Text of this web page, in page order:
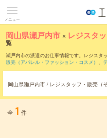
メニュー
岡山県瀬戸内市 × レジスタ
覧
瀬戸内市の派遣のお仕事情報です。レジスタ
販売（アパレル・ファッション・コスメ） 、
だけます。職種辞典：レジスタッフ・販売（
岡山県瀬戸内市 / レジスタッフ・販売（そ
全 1 件